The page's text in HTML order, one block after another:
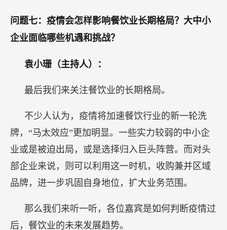
问题七：疫情会怎样影响餐饮业长期格局？大中小
企业面临哪些机遇和挑战？
袁小珊（主持人）：
最后我们来关注餐饮业的长期格局。
不少人认为，疫情将加速餐饮行业的新一轮洗
牌，“马太效应”更加明显。一些实力较弱的中小企
业或是被迫出局，或是选择归入巨头阵营。而对头
部企业来说，则可以利用这一时机，收购兼并区域
品牌，进一步巩固自身地位，扩大业务范围。
那么我们来听一听，各位嘉宾是如何判断疫情过
后，餐饮业的未来发展趋势。